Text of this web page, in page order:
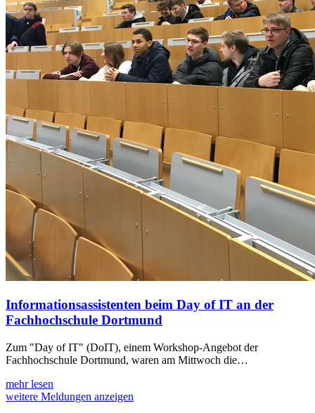
Informationsassistenten beim Day of IT an der
Fachhochschule Dortmund
Zum "Day of IT" (DoIT), einem Workshop-Angebot der
Fachhochschule Dortmund, waren am Mittwoch die…
mehr lesen
weitere Meldungen anzeigen